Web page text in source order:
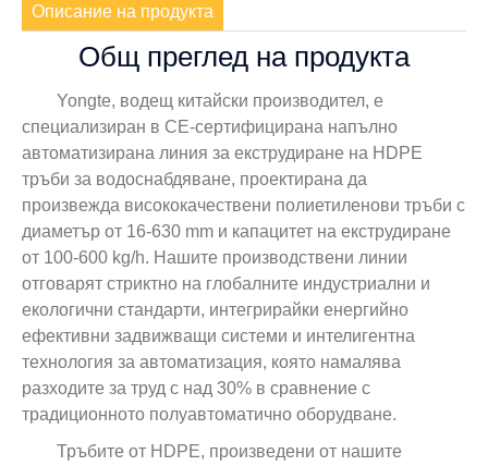
Описание на продукта
Общ преглед на продукта
Yongte, водещ китайски производител, е
специализиран в CE-сертифицирана напълно
автоматизирана линия за екструдиране на HDPE
тръби за водоснабдяване, проектирана да
произвежда висококачествени полиетиленови тръби с
диаметър от 16-630 mm и капацитет на екструдиране
от 100-600 kg/h. Нашите производствени линии
отговарят стриктно на глобалните индустриални и
екологични стандарти, интегрирайки енергийно
ефективни задвижващи системи и интелигентна
технология за автоматизация, която намалява
разходите за труд с над 30% в сравнение с
традиционното полуавтоматично оборудване.
Тръбите от HDPE, произведени от нашите